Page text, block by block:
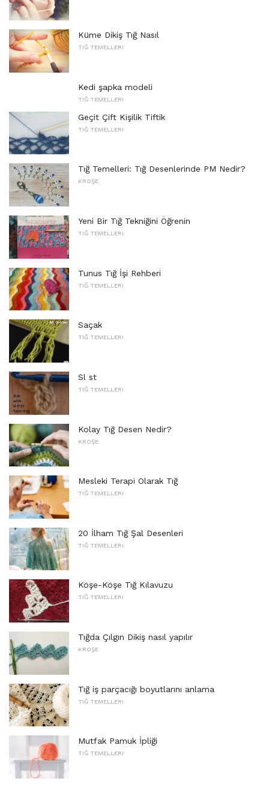
Küme Dikiş Tığ Nasıl
TIĞ TEMELLERI
Kedi şapka modeli
TIĞ TEMELLERI
Geçit Çift Kişilik Tiftik
TIĞ TEMELLERI
Tığ Temelleri: Tığ Desenlerinde PM Nedir?
KROŞE
Yeni Bir Tığ Tekniğini Öğrenin
TIĞ TEMELLERI
Tunus Tığ İşi Rehberi
TIĞ TEMELLERI
Saçak
TIĞ TEMELLERI
Sl st
TIĞ TEMELLERI
Kolay Tığ Desen Nedir?
KROŞE
Mesleki Terapi Olarak Tığ
TIĞ TEMELLERI
20 İlham Tığ Şal Desenleri
TIĞ TEMELLERI
Köşe-Köşe Tığ Kılavuzu
TIĞ TEMELLERI
Tığda Çılgın Dikiş nasıl yapılır
KROŞE
Tığ iş parçacığı boyutlarını anlama
TIĞ TEMELLERI
Mutfak Pamuk İpliği
TIĞ TEMELLERI